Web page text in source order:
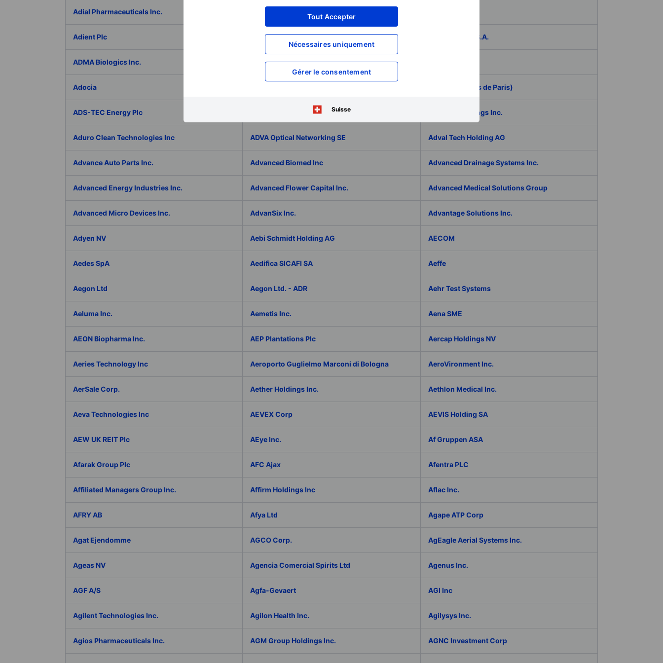
Tout Accepter
Nécessaires uniquement
Gérer le consentement
Suisse
Adial Pharmaceuticals Inc.
Adient Plc Adlai Nortye Limited - ADR ADLER Group S.A.
ADMA Biologics Inc. Admiral Group Plc
Adocia ADP (Aeroports de Paris)
ADS-TEC Energy Plc ADTRAN Holdings Inc.
Aduro Clean Technologies Inc ADVA Optical Networking SE Adval Tech Holding AG
Advance Auto Parts Inc. Advanced Biomed Inc Advanced Drainage Systems Inc.
Advanced Energy Industries Inc. Advanced Flower Capital Inc. Advanced Medical Solutions Group
Advanced Micro Devices Inc. AdvanSix Inc. Advantage Solutions Inc.
Adyen NV Aebi Schmidt Holding AG AECOM
Aedes SpA Aedifica SICAFI SA Aeffe
Aegon Ltd Aegon Ltd. - ADR Aehr Test Systems
Aeluma Inc. Aemetis Inc. Aena SME
AEON Biopharma Inc. AEP Plantations Plc Aercap Holdings NV
Aeries Technology Inc Aeroporto Guglielmo Marconi di Bologna AeroVironment Inc.
AerSale Corp. Aether Holdings Inc. Aethlon Medical Inc.
Aeva Technologies Inc AEVEX Corp AEVIS Holding SA
AEW UK REIT Plc AEye Inc. Af Gruppen ASA
Afarak Group Plc AFC Ajax Afentra PLC
Affiliated Managers Group Inc. Affirm Holdings Inc Aflac Inc.
AFRY AB Afya Ltd Agape ATP Corp
Agat Ejendomme AGCO Corp. AgEagle Aerial Systems Inc.
Ageas NV Agencia Comercial Spirits Ltd Agenus Inc.
AGF A/S Agfa-Gevaert AGI Inc
Agilent Technologies Inc. Agilon Health Inc. Agilysys Inc.
Agios Pharmaceuticals Inc. AGM Group Holdings Inc. AGNC Investment Corp